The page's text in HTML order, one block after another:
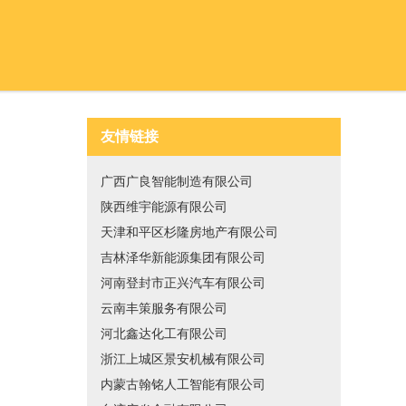
友情链接
广西广良智能制造有限公司
陕西维宇能源有限公司
天津和平区杉隆房地产有限公司
吉林泽华新能源集团有限公司
河南登封市正兴汽车有限公司
云南丰策服务有限公司
河北鑫达化工有限公司
浙江上城区景安机械有限公司
内蒙古翰铭人工智能有限公司